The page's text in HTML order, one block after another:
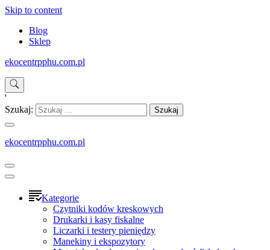
Skip to content
Blog
Sklep
ekocentrpphu.com.pl
'
Szukaj:
ekocentrpphu.com.pl
Kategorie
Czytniki kodów kreskowych
Drukarki i kasy fiskalne
Liczarki i testery pieniędzy
Manekiny i ekspozytory